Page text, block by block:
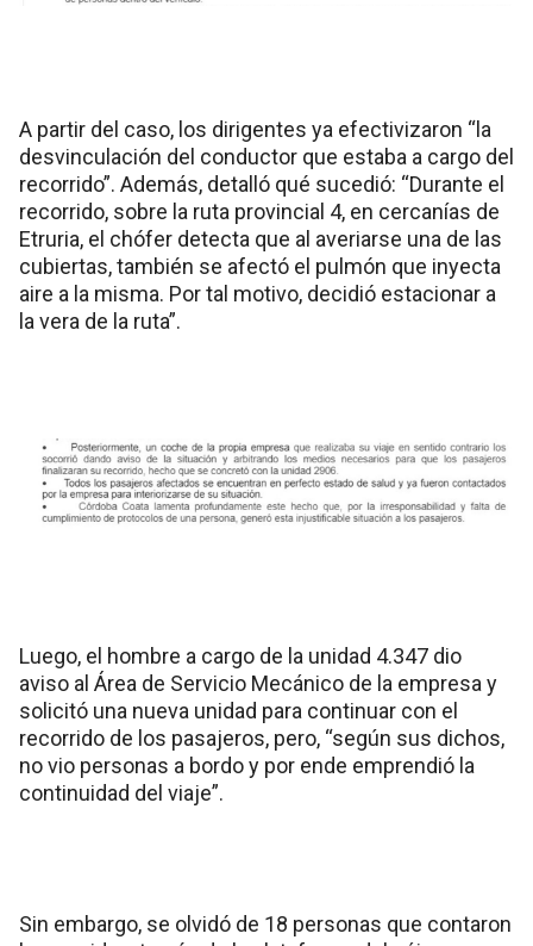
A partir del caso, los dirigentes ya efectivizaron “la
desvinculación del conductor que estaba a cargo del
recorrido”. Además, detalló qué sucedió: “Durante el
recorrido, sobre la ruta provincial 4, en cercanías de
Etruria, el chófer detecta que al averiarse una de las
cubiertas, también se afectó el pulmón que inyecta
aire a la misma. Por tal motivo, decidió estacionar a
la vera de la ruta”.
Luego, el hombre a cargo de la unidad 4.347 dio
aviso al Área de Servicio Mecánico de la empresa y
solicitó una nueva unidad para continuar con el
recorrido de los pasajeros, pero, “según sus dichos,
no vio personas a bordo y por ende emprendió la
continuidad del viaje”.
Sin embargo, se olvidó de 18 personas que contaron